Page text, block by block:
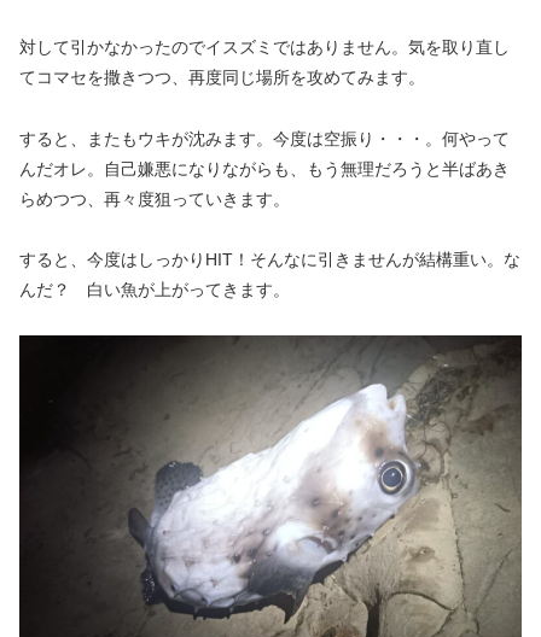
対して引かなかったのでイスズミではありません。気を取り直し
てコマセを撒きつつ、再度同じ場所を攻めてみます。
すると、またもウキが沈みます。今度は空振り・・・。何やって
んだオレ。自己嫌悪になりながらも、もう無理だろうと半ばあき
らめつつ、再々度狙っていきます。
すると、今度はしっかりHIT！そんなに引きませんが結構重い。な
んだ？ 白い魚が上がってきます。